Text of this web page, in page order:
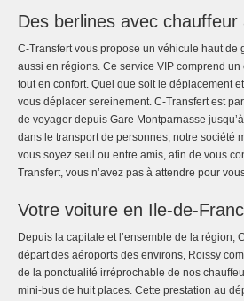
Des berlines avec
C-Transfert vous propose un véhicule haut de
aussi en régions. Ce service VIP comprend
tout en confort. Quel que soit le déplacement
vous déplacer sereinement. C-Transfert est
de voyager depuis Gare Montparnasse
dans le transport de personnes, notre société
vous soyez seul ou entre amis, afin de vous
Transfert, vous n’avez pas à attendre pour
Votre voiture en Ile-de-
Depuis la capitale et l’ensemble de la région,
départ des aéroports des environs, Roissy
de la ponctualité irréprochable de nos
mini-bus de huit places. Cette prestation au